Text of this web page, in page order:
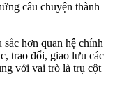
câu chuyện thành
hơn quan hệ chính
trao đổi, giao lưu các
với vai trò là trụ cột